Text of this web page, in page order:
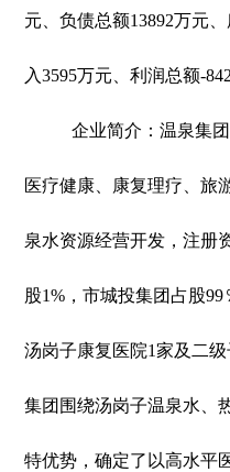
元、负债总额13892万元
入3595万元、利润总额-
企业简介：温泉集
医疗健康、康复理疗、旅
泉水资源经营开发，注册
股1%，市城投集团占股
汤岗子康复医院1家及二级
集团围绕汤岗子温泉水、
特优势，确定了以高水平